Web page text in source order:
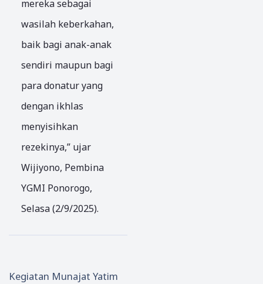
elam
atan
a
Gaba
h
Pusat
Jepan
g
k
Masy
Penti
ngny
Peran
Santr
akan
Zama
mereka sebagai
wasilah keberkahan,
baik bagi anak-anak
sendiri maupun bagi
para donatur yang
dengan ikhlas
menyisihkan
rezekinya,” ujar
Wijiyono, Pembina
YGMI Ponorogo,
Selasa (2/9/2025).
Kegiatan Munajat Yatim